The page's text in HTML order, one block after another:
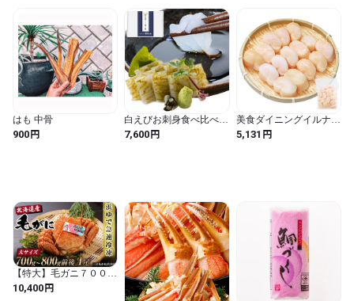
はも 中骨
900円
白えびお刺身食べ比べ定
番2点セット［直販限定
品］【お刺身】【おぼろ
7,600円
美食ダイニングイルナス
平貝 貝柱 冷凍 500g 15〜
20粒 タイラギガイ むき
5,131 円
【特大】毛ガニ７００ｇ
～８００ｇ前後１尾北海
道産ボイル冷凍
10,400円